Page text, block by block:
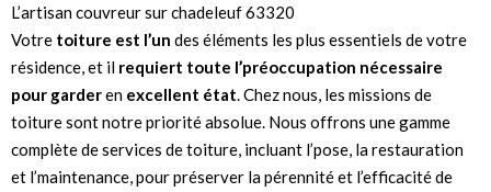
L’artisan couvreur sur chadeleuf 63320
Votre toiture est l’un des éléments les plus essentiels de votre
résidence, et il requiert toute l’préoccupation nécessaire
pour garderen excellent état. Chez nous, les missions de
toiture sont notre priorité absolue. Nous offrons une gamme
complète de services de toiture, incluant l’pose, la restauration
et l’maintenance, pour préserver la pérennité et l’efficacité de